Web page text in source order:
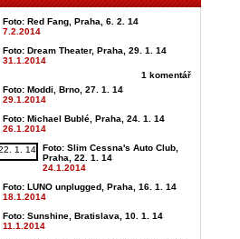
Foto: Red Fang, Praha, 6. 2. 14
7.2.2014
Foto: Dream Theater, Praha, 29. 1. 14
31.1.2014
1 komentář
Foto: Moddi, Brno, 27. 1. 14
29.1.2014
Foto: Michael Bublé, Praha, 24. 1. 14
26.1.2014
Foto: Slim Cessna's Auto Club,
Praha, 22. 1. 14
24.1.2014
Foto: LUNO unplugged, Praha, 16. 1. 14
18.1.2014
Foto: Sunshine, Bratislava, 10. 1. 14
11.1.2014